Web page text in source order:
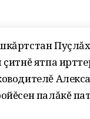
çитнĕ ятпа
палăкĕ